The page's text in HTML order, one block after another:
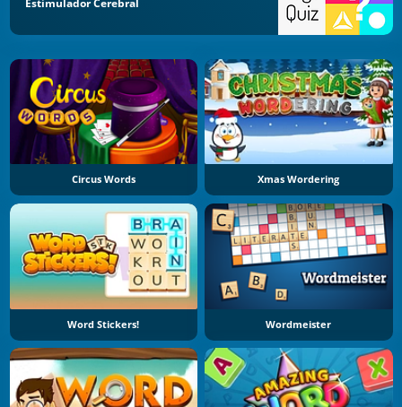
Estimulador Cerebral
Circus Words Xmas Wordering
Word Stickers! Wordmeister